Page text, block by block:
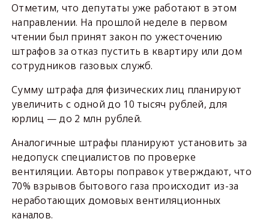
Отметим, что депутаты уже работают в этом
направлении. На прошлой неделе в первом
чтении был принят закон по ужесточению
штрафов за отказ пустить в квартиру или дом
сотрудников газовых служб.
Сумму штрафа для физических лиц планируют
увеличить с одной до 10 тысяч рублей, для
юрлиц — до 2 млн рублей.
Аналогичные штрафы планируют установить за
недопуск специалистов по проверке
вентиляции. Авторы поправок утверждают, что
70% взрывов бытового газа происходит из-за
неработающих домовых вентиляционных
каналов.